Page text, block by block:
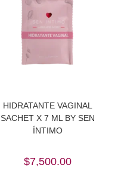
HIDRATANTE VAGINAL
SACHET X 7 ML BY SEN
ÍNTIMO
$7,500.00